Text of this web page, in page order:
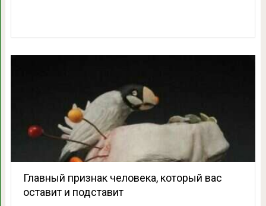
Главный признак человека, который вас
оставит и подставит